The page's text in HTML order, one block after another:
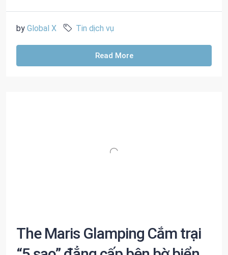
by Global X Tin dịch vụ
Read More
The Maris Glamping Cắm trại